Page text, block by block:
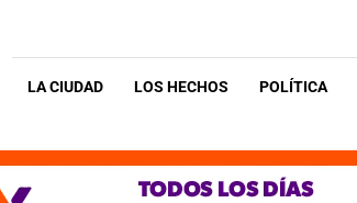
LA CIUDAD LOS HECHOS POLÍTICA